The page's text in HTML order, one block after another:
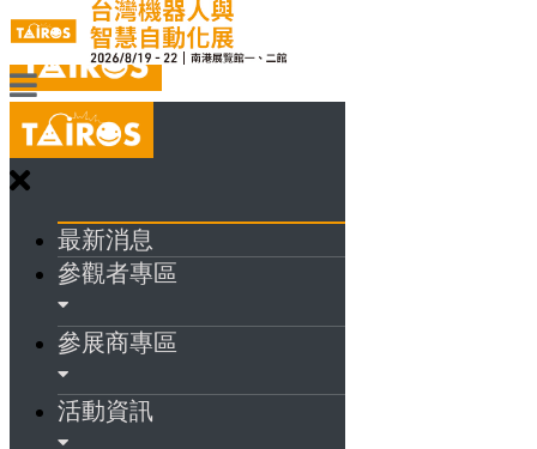
最新消息
參觀者專區
參展商專區
活動資訊